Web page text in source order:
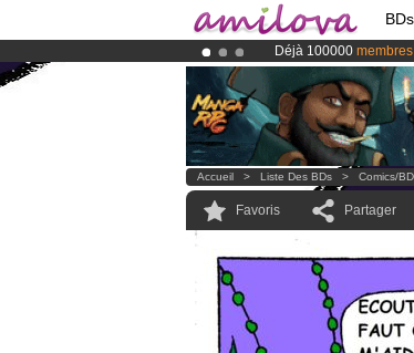
Déjà 100000 membres
Abonnement
LeKickstarter Amilova
Accueil > Liste Des BDs > Comics/
Favoris Partager